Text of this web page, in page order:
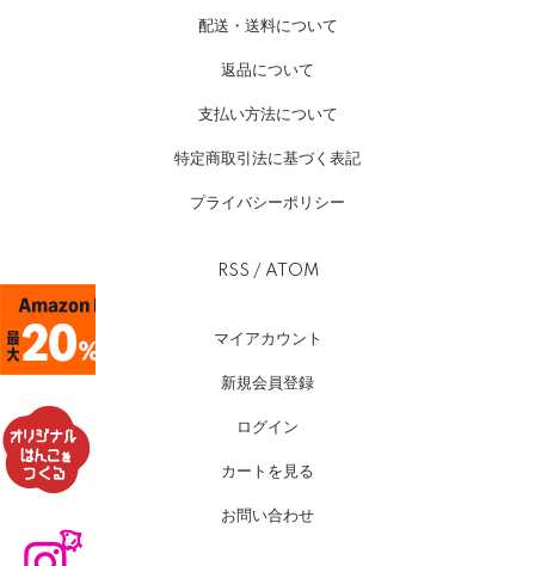
配送・送料について
返品について
支払い方法について
特定商取引法に基づく表記
プライバシーポリシー
RSS / ATOM
マイアカウント
新規会員登録
ログイン
カートを見る
お問い合わせ